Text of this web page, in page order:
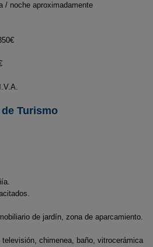
/ noche aproximadamente
Turismo
de jardín, zona de aparcamiento.
chimenea, baño, vitrocerámica